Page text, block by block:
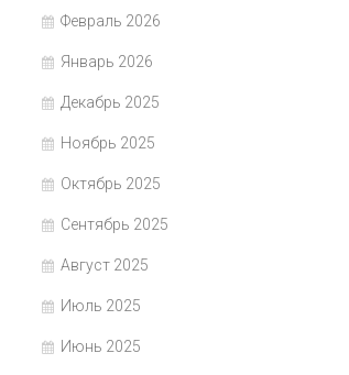
Февраль 2026
Январь 2026
Декабрь 2025
Ноябрь 2025
Октябрь 2025
Сентябрь 2025
Август 2025
Июль 2025
Июнь 2025